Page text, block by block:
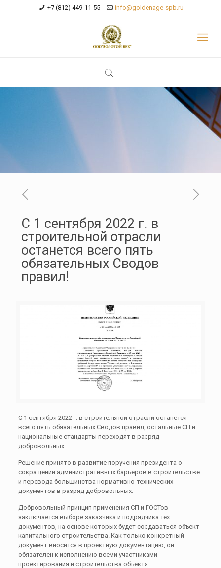
+7 (812) 449-11-55 info@goldenage-spb.ru
С 1 сентября 2022 г. в
строительной отрасли
останется всего пять
обязательных Сводов
правил!
С 1 сентября 2022 г. в строительной отрасли останется
всего пять обязательных Сводов правил, остальные СП и
национальные стандарты переходят в разряд
добровольных.
Решение принято в развитие поручения президента о
сокращении административных барьеров в строительстве
и перевода большинства нормативно-технических
документов в разряд добровольных.
Добровольный принцип применения СП и ГОСТов
заключается выборе заказчика и подрядчика тех
документов, на основе которых будет создаваться объект
капитального строительства. Как только конкретный
документ вносится в проектную документацию, он
обязателен к исполнению всеми участниками
проектирования и строительства объекта.